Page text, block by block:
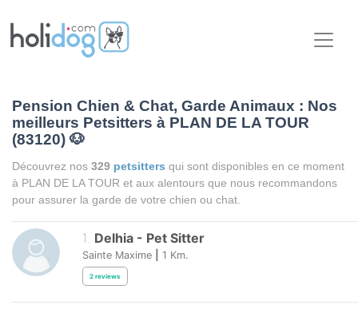
Pension Chien & Chat, Garde Animaux : Nos
meilleurs Petsitters à PLAN DE LA TOUR
(83120) 🐶
Découvrez nos 329 petsitters qui sont disponibles en ce moment
à PLAN DE LA TOUR et aux alentours que nous recommandons
pour assurer la garde de votre chien ou chat.
1. Delhia - Pet Sitter
Sainte Maxime 1 Km.
2 reviews